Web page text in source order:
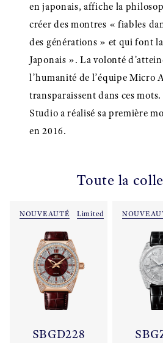
en japonais, affiche la
créer des montres « fiables
des générations » et qui font
Japonais ». La volonté
l’humanité de l’équipe Micro
transparaissent dans ces
Studio a réalisé sa première
en 2016.
Toute la
NOUVEAUTÉ Limited
SBGD228